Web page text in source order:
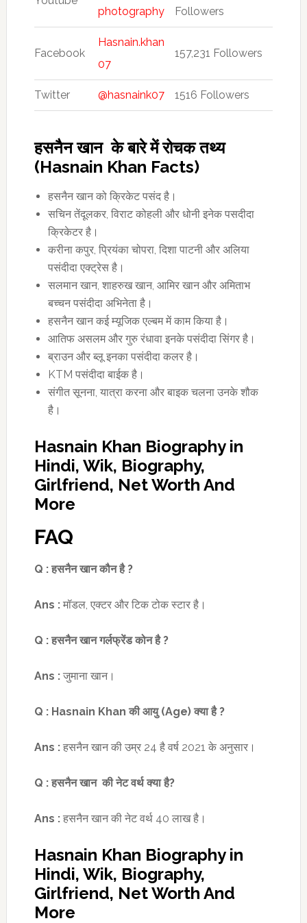
photography
Followers
Facebook
Hasnain.khan
07
157,231 Followers
Twitter @hasnaink07 1516 Followers
हसनैन खान के बारे में रोचक तथ्य
(Hasnain Khan Facts)
हसनैन खान को क्रिकेट पसंद है।
सचिन तेंदूलकर, विराट कोहली और धोनी इनेक पसदीदा
क्रिकेटर है।
करीना कपुर, प्रियंका चोपरा, दिशा पाटनी और अलिया
पसंदीदा एक्ट्रेस है।
सलमान खान, शाहरुख खान, आमिर खान और अमिताभ
बच्चन पसंदीदा अभिनेता है।
हसनैन खान कई म्यूजिक एल्बम में काम किया है।
आतिफ असलम और गुरु रंधावा इनके पसंदीदा सिंगर है।
ब्राउन और ब्लू इनका पसंदीदा कलर है।
KTM पसंदीदा बाईक है।
संगीत सूनना, यात्रा करना और बाइक चलना उनके शौक
है।
Hasnain Khan Biography in
Hindi, Wik, Biography,
Girlfriend, Net Worth And
More
FAQ
Q :हसनैन खान कौन है ?
Ans :मॉडल, एक्टर और टिक टोक स्टार है।
Q :हसनैन खान गर्लफ्रेंड कोन है ?
Ans :जुमाना खान।
Q : Hasnain Khanकी आयु (Age)क्या है ?
Ans :हसनैन खान की उम्र 24 है वर्ष 2021 के अनुसार।
Q :हसनैन खान की नेट वर्थ क्या है?
Ans :हसनैन खान की नेट वर्थ 40 लाख है।
Hasnain Khan Biography in
Hindi, Wik, Biography,
Girlfriend, Net Worth And
More